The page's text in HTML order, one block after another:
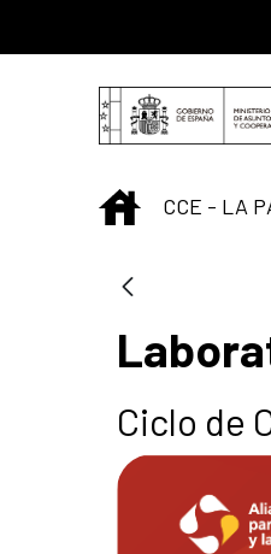
INICIO
CCE - LA
Ciclo de